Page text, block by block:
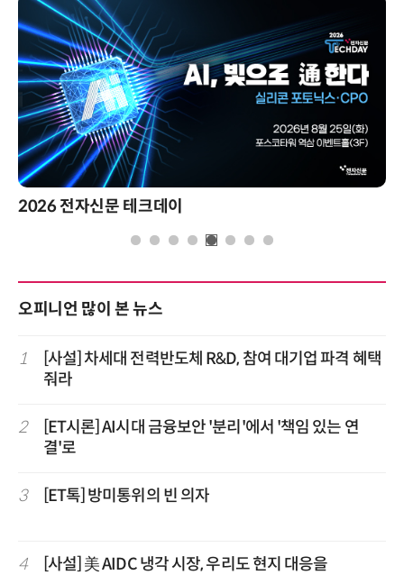
제8회 AI정부 혁신 콘퍼런스
오피니언 많이 본 뉴스
1
[사설] 차세대 전력반도체 R&D, 참여 대기업 파격 혜택
줘라
2
[ET시론] AI시대 금융보안 '분리'에서 '책임 있는 연
결'로
3 [ET톡] 방미통위의 빈 의자
4 [사설] 美 AIDC 냉각 시장, 우리도 현지 대응을